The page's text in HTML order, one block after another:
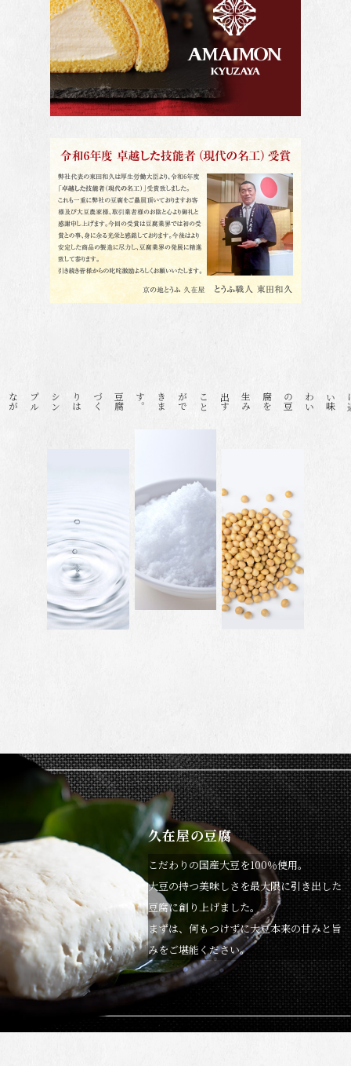
。
豆
腐
づ
く
り
は
シ
ン
プ
ル
な
が
ら
、
実
に
繊
細
で
奥
深
い
世
界
と
言
え
ま
す
久在屋の豆腐
こだわりの国産大豆を100％使用。
大豆の持つ美味しさを最大限に引き出した
豆腐に創り上げました。
まずは、何もつけずに大豆本来の甘みと旨
みをご堪能ください。